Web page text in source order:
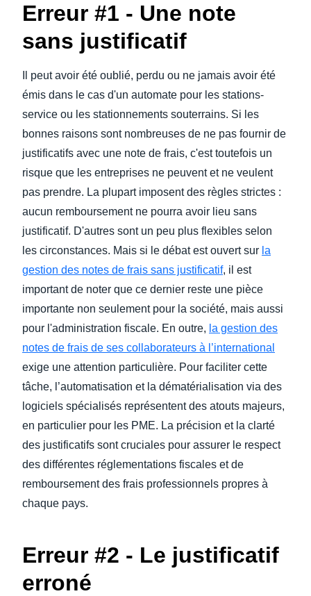
Erreur #1 - Une note
sans justificatif
Il peut avoir été oublié, perdu ou ne jamais avoir été
émis dans le cas d'un automate pour les stations-
service ou les stationnements souterrains. Si les
bonnes raisons sont nombreuses de ne pas fournir de
justificatifs avec une note de frais, c'est toutefois un
risque que les entreprises ne peuvent et ne veulent
pas prendre. La plupart imposent des règles strictes :
aucun remboursement ne pourra avoir lieu sans
justificatif. D'autres sont un peu plus flexibles selon
les circonstances. Mais si le débat est ouvert sur la
gestion des notes de frais sans justificatif, il est
important de noter que ce dernier reste une pièce
importante non seulement pour la société, mais aussi
pour l'administration fiscale. En outre, la gestion des
notes de frais de ses collaborateurs à l’international
exige une attention particulière. Pour faciliter cette
tâche, l’automatisation et la dématérialisation via des
logiciels spécialisés représentent des atouts majeurs,
en particulier pour les PME. La précision et la clarté
des justificatifs sont cruciales pour assurer le respect
des différentes réglementations fiscales et de
remboursement des frais professionnels propres à
chaque pays.
Erreur #2 - Le justificatif
erroné